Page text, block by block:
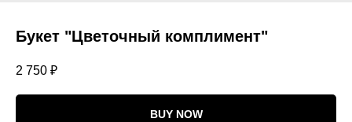
Букет "Цветочный комплимент"
2 750 ₽
BUY NOW